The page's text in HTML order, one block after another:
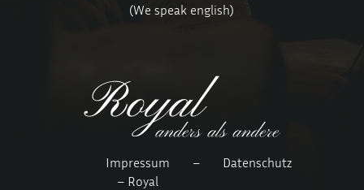
(We speak english)
Impressum
– Royal
– Datenschutz